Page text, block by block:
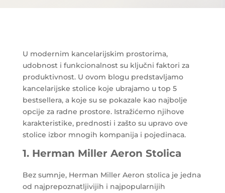
U modernim kancelarijskim prostorima,
udobnost i funkcionalnost su ključni faktori za
produktivnost. U ovom blogu predstavljamo
kancelarijske stolice koje ubrajamo u top 5
bestsellera, a koje su se pokazale kao najbolje
opcije za radne prostore. Istražićemo njihove
karakteristike, prednosti i zašto su upravo ove
stolice izbor mnogih kompanija i pojedinaca.
1. Herman Miller Aeron Stolica
Bez sumnje, Herman Miller Aeron stolica je jedna
od najprepoznatljivijih i najpopularnijih